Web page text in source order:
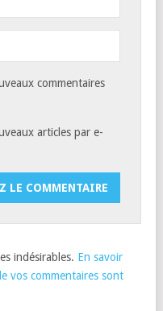
commentaires
articles par e-
indésirables. En savoir
vos commentaires sont